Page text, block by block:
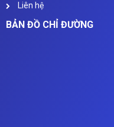
Liên hệ
BẢN ĐỒ CHỈ ĐƯỜNG